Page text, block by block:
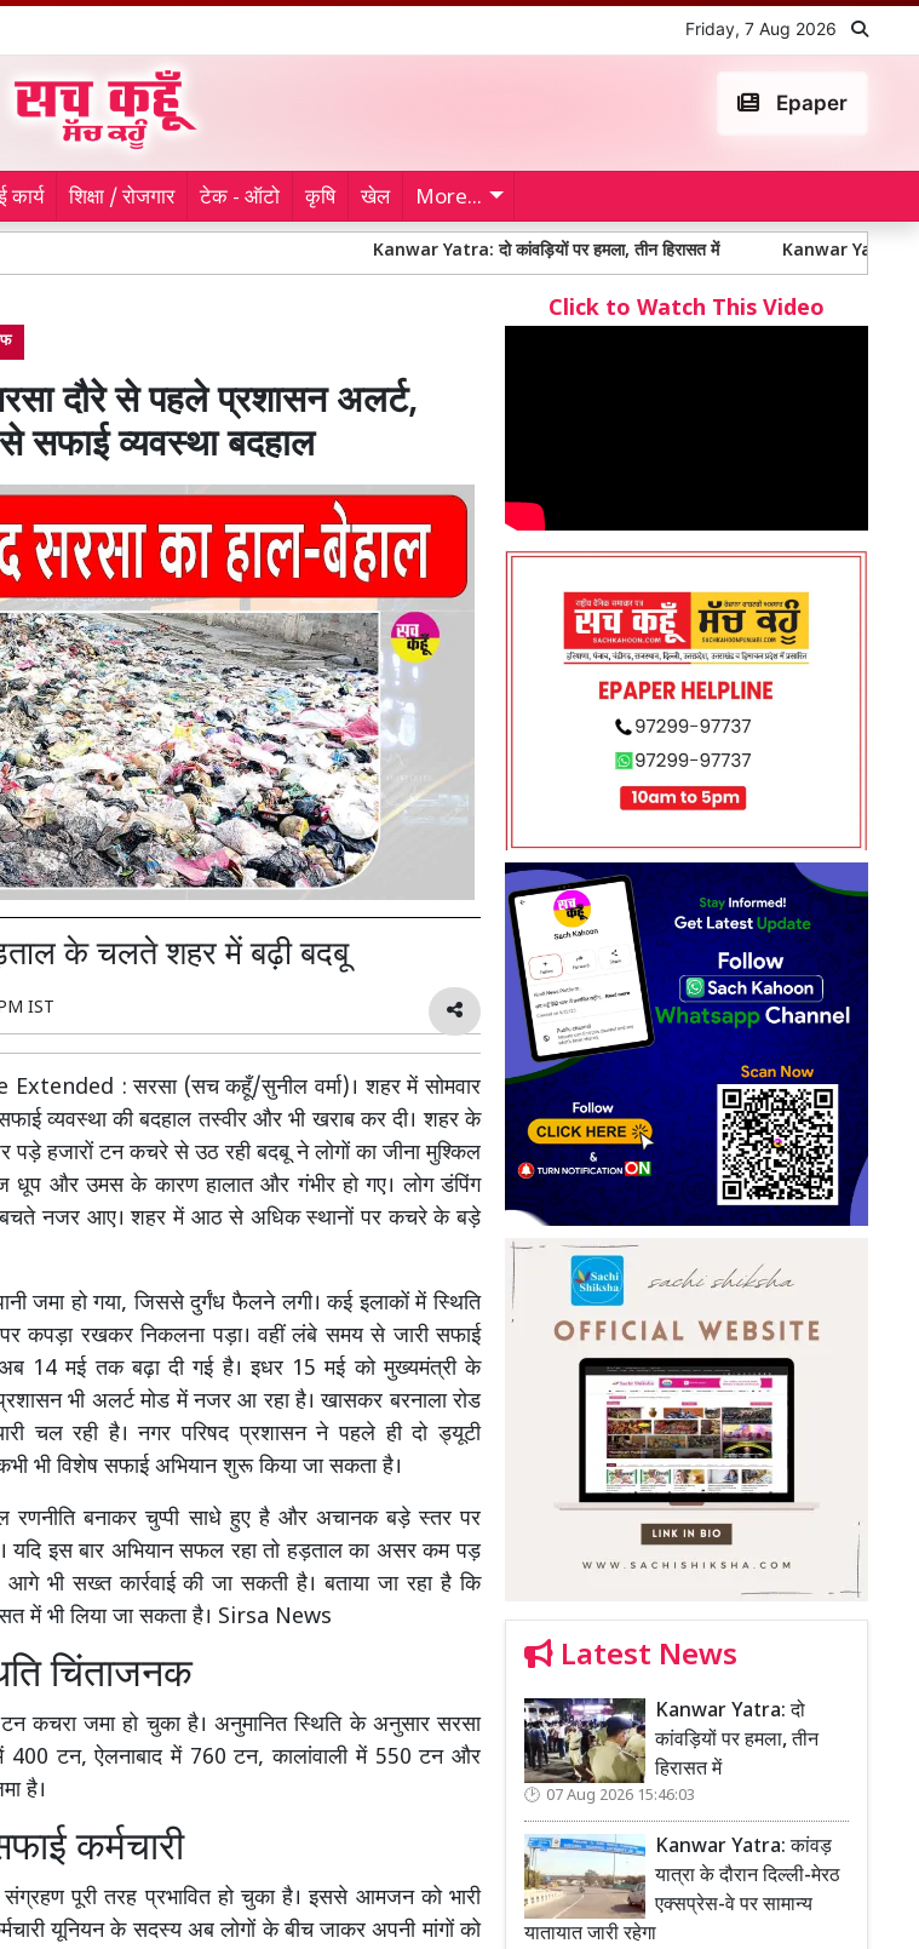
Friday, 7 Aug 2026
Epaper
कार्य शिक्षा / रोजगार टेक - ऑटो कृषि खेल More...
Kanwar Yatra: दो कांवड़ियों पर हमला, तीन हिरासत में Kanwar Yatra: कांवड़ यात्रा के
दौरे से पहले प्रशासन अलर्ट,
सफाई व्यवस्था बदहाल
के चलते शहर में बढ़ी बदबू
IST
: सरसा (सच कहूँ/सुनील वर्मा)। शहर में सोमवार
व्यवस्था की बदहाल तस्वीर और भी खराब कर दी। शहर के
पड़े हजारों टन कचरे से उठ रही बदबू ने लोगों का जीना मुश्किल
धूप और उमस के कारण हालात और गंभीर हो गए। लोग डंपिंग
बचते नजर आए। शहर में आठ से अधिक स्थानों पर कचरे के बड़े
जमा हो गया, जिससे दुर्गंध फैलने लगी। कई इलाकों में स्थिति
पर कपड़ा रखकर निकलना पड़ा। वहीं लंबे समय से जारी सफाई
अब 14 मई तक बढ़ा दी गई है। इधर 15 मई को मुख्यमंत्री के
भी अलर्ट मोड में नजर आ रहा है। खासकर बरनाला रोड
चल रही है। नगर परिषद प्रशासन ने पहले ही दो ड्यूटी
भी विशेष सफाई अभियान शुरू किया जा सकता है।
रणनीति बनाकर चुप्पी साधे हुए है और अचानक बड़े स्तर पर
यदि इस बार अभियान सफल रहा तो हड़ताल का असर कम पड़
भी सख्त कार्रवाई की जा सकती है। बताया जा रहा है कि
में भी लिया जा सकता है। Sirsa News
चिंताजनक
कचरा जमा हो चुका है। अनुमानित स्थिति के अनुसार सरसा
400 टन, ऐलनाबाद में 760 टन, कालांवाली में 550 टन और
है।
कर्मचारी
पूरी तरह प्रभावित हो चुका है। इससे आमजन को भारी
यूनियन के सदस्य अब लोगों के बीच जाकर अपनी मांगों को
Click to Watch This Video
Latest News
Kanwar Yatra: दो
कांवड़ियों पर हमला, तीन
हिरासत में
07 Aug 2026 15:46:03
Kanwar Yatra: कांवड़
यात्रा के दौरान दिल्ली-मेरठ
एक्सप्रेस-वे पर सामान्य
यातायात जारी रहेगा